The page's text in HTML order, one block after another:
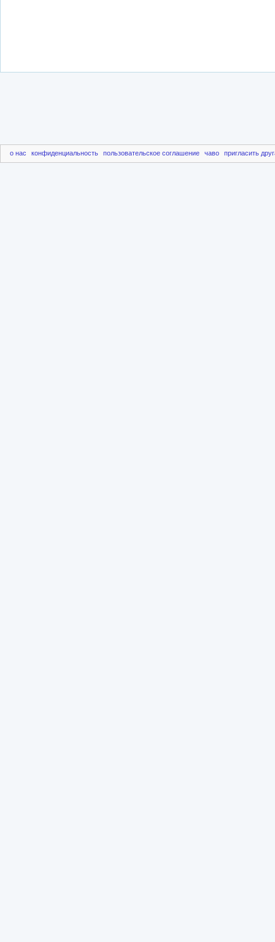
о нас конфиденциальность пользовательское соглашение чаво пригласить